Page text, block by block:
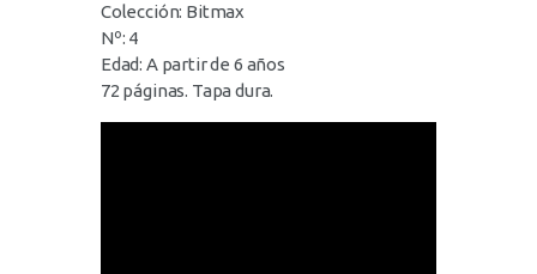
Colección: Bitmax
Nº: 4
Edad: A partir de 6 años
72 páginas. Tapa dura.